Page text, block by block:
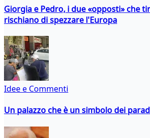
Giorgia e Pedro, i due «opposti» che
rischiano di spezzare l'Europa
Idee e Commenti
Un palazzo che è un simbolo dei